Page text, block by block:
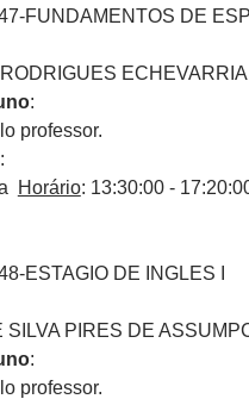
FUNDAMENTOS DE
ECHEVARRIA
:
professor.
:
Horário: 13:30:00 -
ESTAGIO DE INGLES I
SILVA PIRES DE
:
professor.